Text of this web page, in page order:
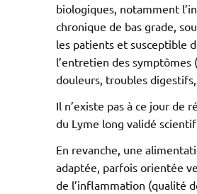
biologiques, notamment
chronique de bas grade,
les patients et susceptible
l’entretien des symptômes
douleurs, troubles
Il n’existe pas à ce jour de
du Lyme long validé
En revanche, une
adaptée, parfois orientée
de l’inflammation (qualité